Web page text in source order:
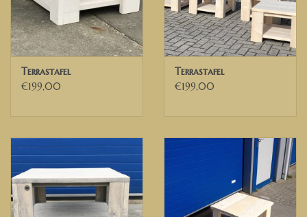
Terrastafel
€199,00
Terrastafel
€199,00